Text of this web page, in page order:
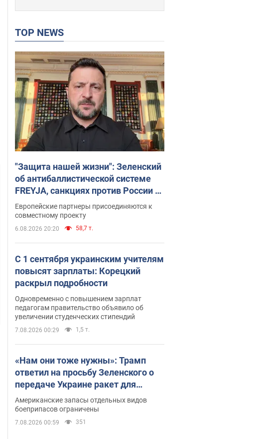
TOP NEWS
"Защита нашей жизни": Зеленский
об антибаллистической системе
FREYJA, санкциях против России и
поддержке аграриев. Видео
Европейские партнеры присоединяются к
совместному проекту
6.08.2026 20:20 58,7 т.
С 1 сентября украинским учителям
повысят зарплаты: Корецкий
раскрыл подробности
Одновременно с повышением зарплат
педагогам правительство объявило об
увеличении студенческих стипендий
7.08.2026 00:29 1,5 т.
«Нам они тоже нужны»: Трамп
ответил на просьбу Зеленского о
передаче Украине ракет для
Patriot
Американские запасы отдельных видов
боеприпасов ограничены
7.08.2026 00:59 351